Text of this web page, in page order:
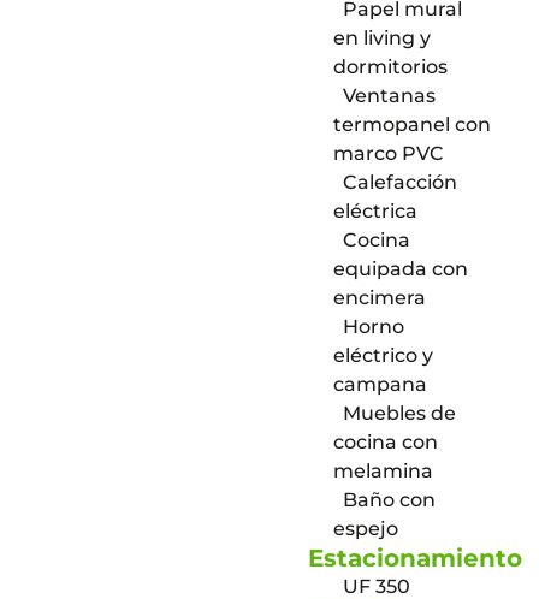
Papel mural
en living y
dormitorios
Ventanas
termopanel con
marco PVC
Calefacción
eléctrica
Cocina
equipada con
encimera
Horno
eléctrico y
campana
Muebles de
cocina con
melamina
Baño con
espejo
Estacionamiento
UF 350